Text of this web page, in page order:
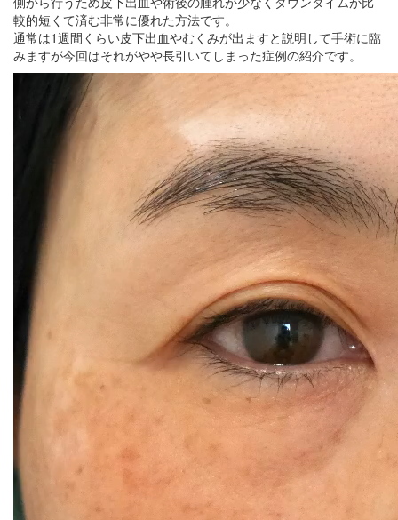
較的短くて済む非常に優れた方法です。
通常は1週間くらい皮下出血やむくみが出ますと説明して手術に臨
みますが今回はそれがやや長引いてしまった症例の紹介です。